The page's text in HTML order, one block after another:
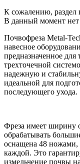
К сожалению, раздел
В данный момент нет
Почвофреза Metal-
навесное
предназначенное
трехточечной
надежную и
идеальной для
последующего ухода.
Фреза имеет ширину
обрабатывать
оснащена 48 ножами,
каждой. Это
измельчение почвы